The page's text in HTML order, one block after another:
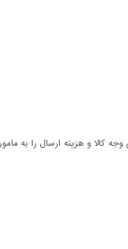
و هزینه ارسال را به